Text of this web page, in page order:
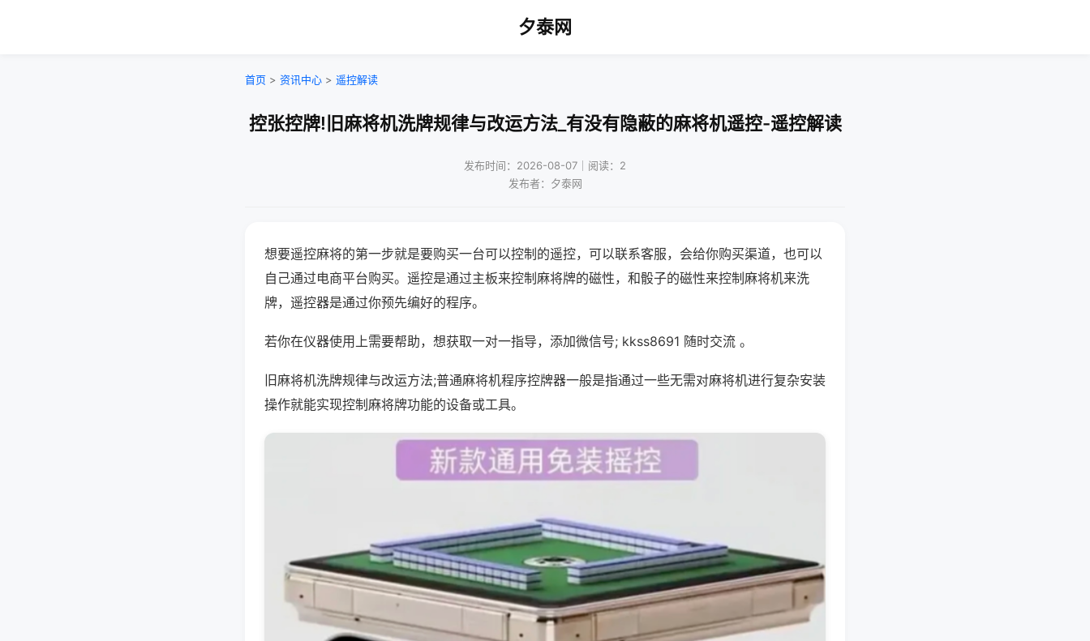
夕泰网
首页 > 资讯中心 > 遥控解读
控张控牌!旧麻将机洗牌规律与改运方法_有没有隐蔽的麻将机遥控-遥控解读
发布时间：2026-08-07｜阅读：2
发布者：夕泰网
想要遥控麻将的第一步就是要购买一台可以控制的遥控，可以联系客服，会给你购买渠道，也可以
自己通过电商平台购买。遥控是通过主板来控制麻将牌的磁性，和骰子的磁性来控制麻将机来洗
牌，遥控器是通过你预先编好的程序。
若你在仪器使用上需要帮助，想获取一对一指导，添加微信号; kkss8691 随时交流 。
旧麻将机洗牌规律与改运方法;普通麻将机程序控牌器一般是指通过一些无需对麻将机进行复杂安装
操作就能实现控制麻将牌功能的设备或工具。